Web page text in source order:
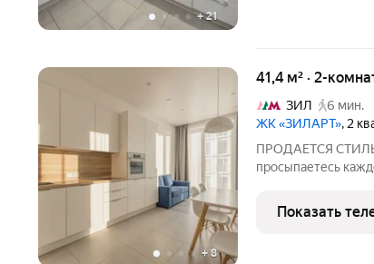
+21
+ 8
41,4 м² · 2-
ЗИЛ
6 мин.
ЖК «ЗИЛАРТ», 2
ПРОДАЕТСЯ
просыпаетесь
расстилается у
солнечному свету
Показать